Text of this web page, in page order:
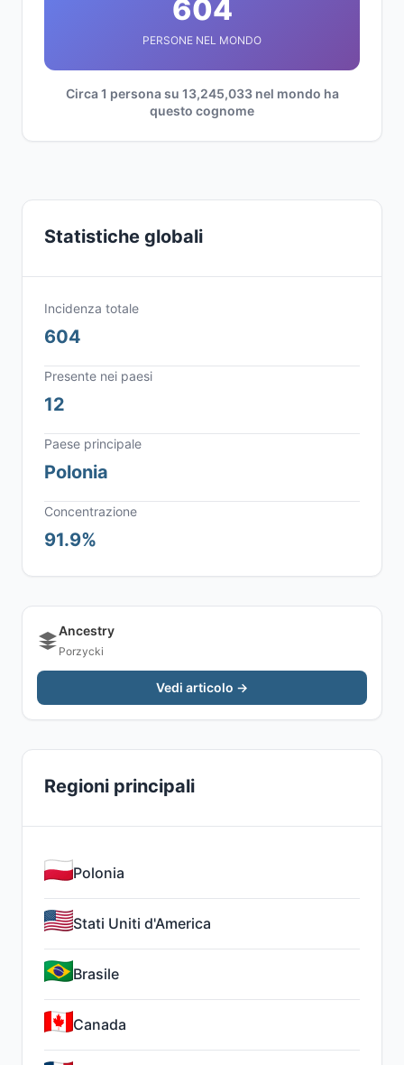
604
PERSONE NEL MONDO
Circa 1 persona su 13,245,033 nel mondo ha
questo cognome
Statistiche globali
Incidenza totale
604
Presente nei paesi
12
Paese principale
Polonia
Concentrazione
91.9%
Ancestry
Porzycki
Vedi articolo →
Regioni principali
Polonia
Stati Uniti d'America
Brasile
Canada